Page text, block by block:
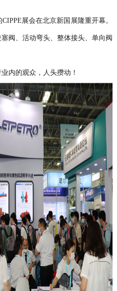
展会在北京新国展隆重开幕。
阀、活动弯头、整体接头、单向阀
内的观众，人头攒动！